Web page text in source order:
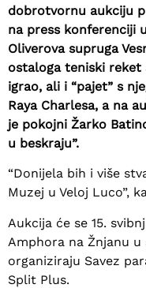
dobrotvornu aukciju
na press konferenciji
Oliverova supruga
ostaloga teniski reket
igrao, ali i “pajet” s
Raya Charlesa, a na
je pokojni Žarko
u beskraju”.
“Donijela bih i više
Muzej u Veloj Luco”,
Aukcija će se 15.
Amphora na Žnjanu
organiziraju Savez
Split Plus.